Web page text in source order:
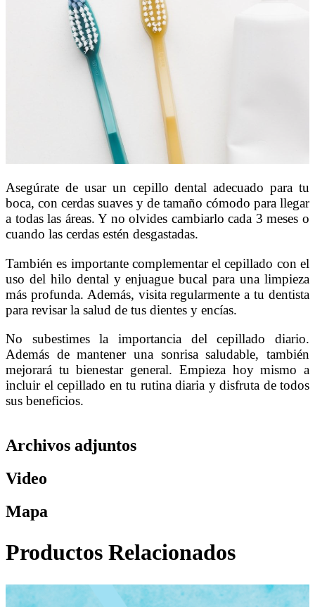
Asegúrate de usar un cepillo dental adecuado para tu
boca, con cerdas suaves y de tamaño cómodo para llegar
a todas las áreas. Y no olvides cambiarlo cada 3 meses o
cuando las cerdas estén desgastadas.
También es importante complementar el cepillado con el
uso del hilo dental y enjuague bucal para una limpieza
más profunda. Además, visita regularmente a tu dentista
para revisar la salud de tus dientes y encías.
No subestimes la importancia del cepillado diario.
Además de mantener una sonrisa saludable, también
mejorará tu bienestar general. Empieza hoy mismo a
incluir el cepillado en tu rutina diaria y disfruta de todos
sus beneficios.
Archivos adjuntos
Video
Mapa
Productos Relacionados